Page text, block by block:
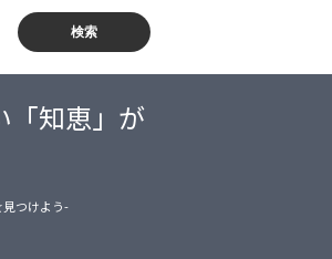
術サービス業
業
・娯楽業
検索
「知恵」が
つけよう-